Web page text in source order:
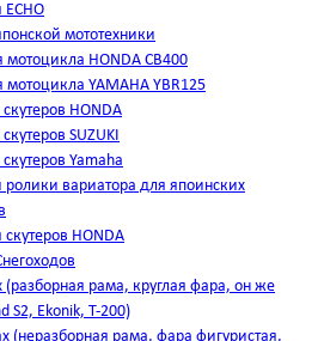
ЕСНО
мототехники
HONDA CB400
YAMAHA YBR125
HONDA
SUZUKI
Yamaha
ролики вариатора для япоинских
HONDA
(разборная рама, круглая фара, он же
S2, Ekonik, T-200)
(неразборная рама, фара фигуристая,